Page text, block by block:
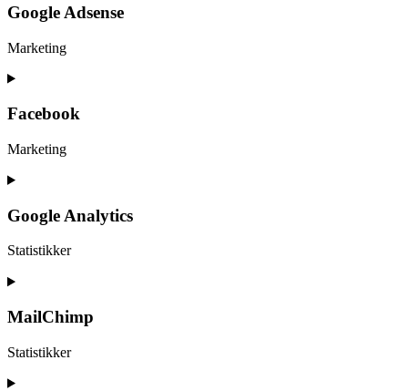
service
complianz
Google Adsense
Marketing
Consent
service
adsense
Facebook
Marketing
Consent
service
facebook
Google Analytics
Statistikker
Consent
service
analytics
MailChimp
Statistikker
Consent